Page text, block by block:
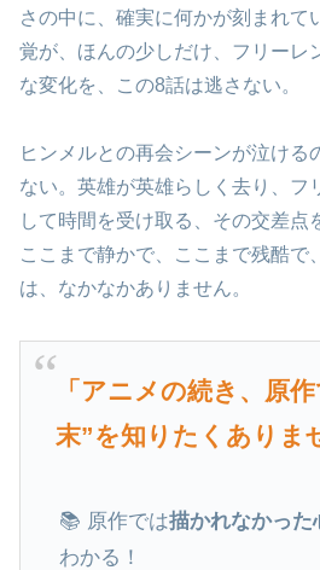
さの中に、確実に何かが刻まれて
覚が、ほんの少しだけ、フリーレ
な変化を、この8話は逃さない。
ヒンメルとの再会シーンが泣ける
ない。英雄が英雄らしく去り、フ
して時間を受け取る、その交差点
ここまで静かで、ここまで残酷で
は、なかなかありません。
「アニメの続き、原
末”を知りたくありま
📚 原作では描かれなかった
わかる！